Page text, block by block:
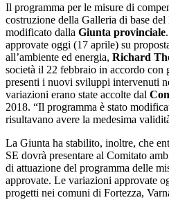
Il programma per le misure di
costruzione della Galleria di base
modificato dalla Giunta provinciale
approvate oggi (17 aprile) su
all’ambiente ed energia, Richard
società il 22 febbraio in accordo con
presenti i nuovi sviluppi intervenuti
variazioni erano state accolte dal
2018. “Il programma è stato
risultavano avere la medesima
La Giunta ha stabilito, inoltre, che
SE dovrà presentare al Comitato
di attuazione del programma delle
approvate. Le variazioni approvate
progetti nei comuni di Fortezza,